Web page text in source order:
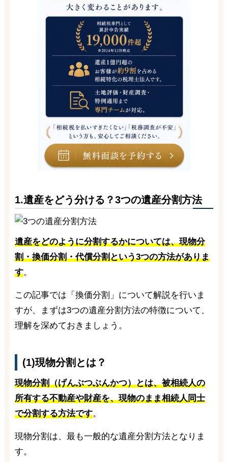
1.遺産をどう分ける？3つの遺産分割方法
遺産をどのように分割するかについては、現物分
割・換価分割・代償分割という3つの方法がありま
す。
この記事では「換価分割」について解説を行いま
すが、まずは3つの遺産分割方法の特徴について、
理解を深めておきましょう。
(1)現物分割とは？
現物分割（げんぶつぶんかつ）とは、被相続人の
所有する不動産や財産を、現物のまま相続人同士
で分割する方法です。
現物分割は、最も一般的な遺産分割方法となりま
す。